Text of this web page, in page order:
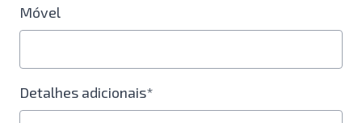
Móvel
Detalhes adicionais*